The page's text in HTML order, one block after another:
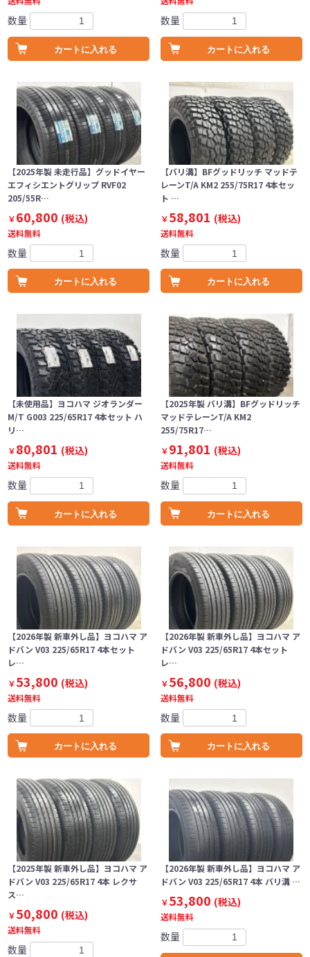
数量
カートに入れる
数量
カートに入れる
【2025年製 未走行品】グッドイヤー
エフィシエントグリップ RVF02
205/55R…
￥60,800 (税込)
送料無料
数量
カートに入れる
【バリ溝】BFグッドリッチ マッドテ
レーンT/A KM2 255/75R17 4本セッ
ト …
￥58,801 (税込)
送料無料
数量
カートに入れる
【未使用品】ヨコハマ ジオランダー
M/T G003 225/65R17 4本セット ハ
リ…
￥80,801 (税込)
送料無料
数量
カートに入れる
【2025年製 バリ溝】BFグッドリッチ
マッドテレーンT/A KM2
255/75R17…
￥91,801 (税込)
送料無料
数量
カートに入れる
【2026年製 新車外し品】ヨコハマ ア
ドバン V03 225/65R17 4本セット
レ…
￥53,800 (税込)
送料無料
数量
カートに入れる
【2026年製 新車外し品】ヨコハマ ア
ドバン V03 225/65R17 4本セット
レ…
￥56,800 (税込)
送料無料
数量
カートに入れる
【2025年製 新車外し品】ヨコハマ ア
ドバン V03 225/65R17 4本 レクサ
ス…
￥50,800 (税込)
送料無料
数量
【2026年製 新車外し品】ヨコハマ ア
ドバン V03 225/65R17 4本 バリ溝 …
￥53,800 (税込)
送料無料
数量